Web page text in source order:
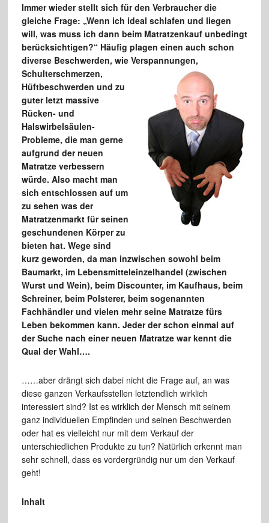
Immer wieder stellt sich für den Verbraucher die
gleiche Frage: „Wenn ich ideal schlafen und liegen
will, was muss ich dann beim Matratzenkauf unbedingt
berücksichtigen?“ Häufig plagen einen auch schon
diverse Beschwerden, wie Verspannungen,
Schulterschmerzen,
Hüftbeschwerden und zu
guter letzt massive
Rücken- und
Halswirbelsäulen-
Probleme, die man gerne
aufgrund der neuen
Matratze verbessern
würde. Also macht man
sich entschlossen auf um
zu sehen was der
Matratzenmarkt für seinen
geschundenen Körper zu
bieten hat. Wege sind
kurz geworden, da man inzwischen sowohl beim
Baumarkt, im Lebensmitteleinzelhandel (zwischen
Wurst und Wein), beim Discounter, im Kaufhaus, beim
Schreiner, beim Polsterer, beim sogenannten
Fachhändler und vielen mehr seine Matratze fürs
Leben bekommen kann. Jeder der schon einmal auf
der Suche nach einer neuen Matratze war kennt die
Qual der Wahl….
……aber drängt sich dabei nicht die Frage auf, an was
diese ganzen Verkaufsstellen letztendlich wirklich
interessiert sind? Ist es wirklich der Mensch mit seinem
ganz individuellen Empfinden und seinen Beschwerden
oder hat es vielleicht nur mit dem Verkauf der
unterschiedlichen Produkte zu tun? Natürlich erkennt man
sehr schnell, dass es vordergründig nur um den Verkauf
geht!
Inhalt